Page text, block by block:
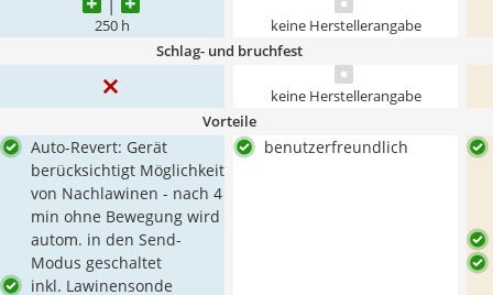
250 h keine Herstellerangabe
Schlag- und bruchfest
keine Herstellerangabe
Vorteile
Auto-Revert: Gerät
berücksichtigt Möglichkeit
von Nachlawinen - nach 4
min ohne Bewegung wird
autom. in den Send-
Modus geschaltet
inkl. Lawinensonde
benutzerfreundlich